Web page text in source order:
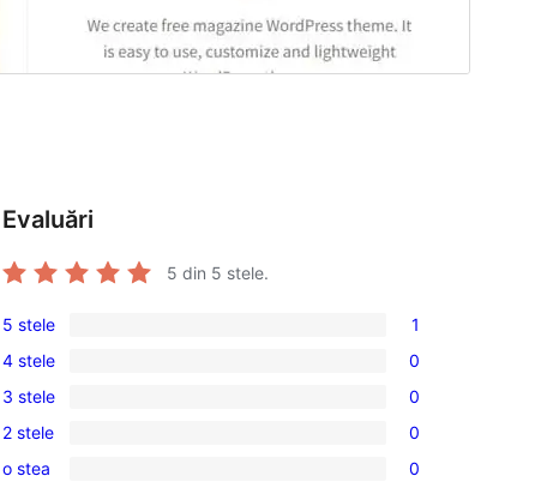
Evaluări
5 din 5 stele.
1
5
–
recenzie
(stele)
5 stele 1
0
4
–
recenzii
4 stele 0
0
3
–
3 stele 0
0
2
2 stele 0
0
o stea 0